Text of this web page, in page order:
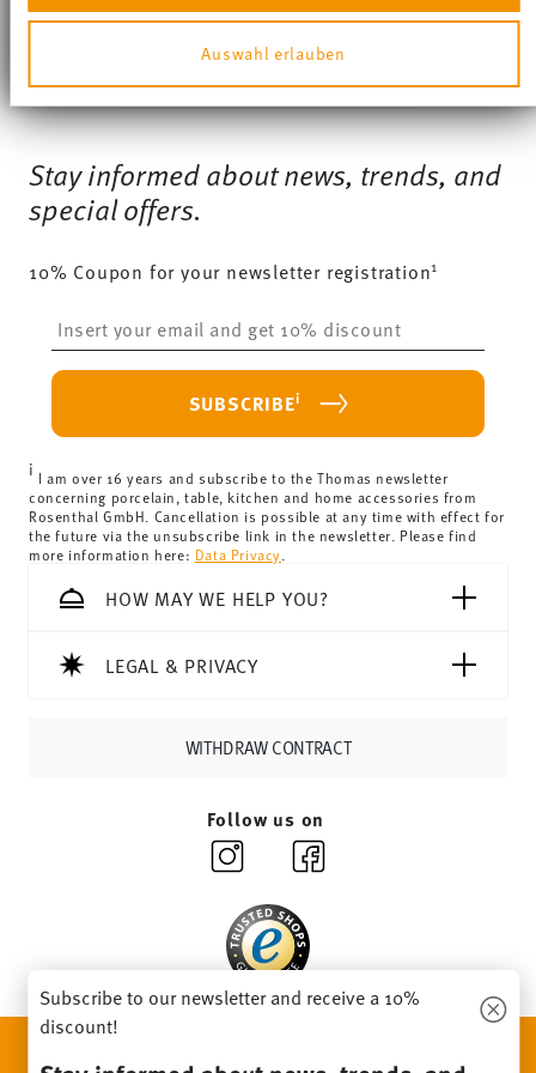
anbieten zu können und die Zugriffe auf unsere
Informationen zu Ihrer Verwendung unserer Website an
unsere Partner für soziale Medien, Werbung und
Analysen weiter. Unsere Partner führen diese
Informationen möglicherweise mit weiteren Daten
sie im Rahmen Ihrer Nutzung der Dienste gesammelt
haben.
Auswahl erlauben
Footer
Services
Stay informed about news, trends, and
special offers.
10% Coupon for your newsletter registration1
SUBSCRIBEi
i I am over 16 years and subscribe to the Thomas newsletter
concerning porcelain, table, kitchen and home accessories from
Rosenthal GmbH. Cancellation is possible at any time with effect for
the future via the unsubscribe link in the newsletter. Please find
more information here: Data Privacy
HOW MAY WE HELP YOU?
LEGAL & PRIVACY
WITHDRAW CONTRACT
Follow us on
Subscribe to our newsletter and receive a 10%
discount!